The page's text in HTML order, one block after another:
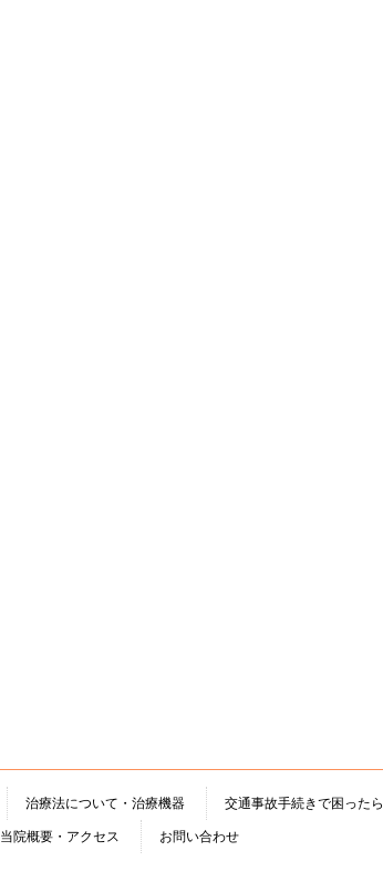
治療法について・治療機器 交通事故手続きで困ったら
当院概要・アクセス お問い合わせ